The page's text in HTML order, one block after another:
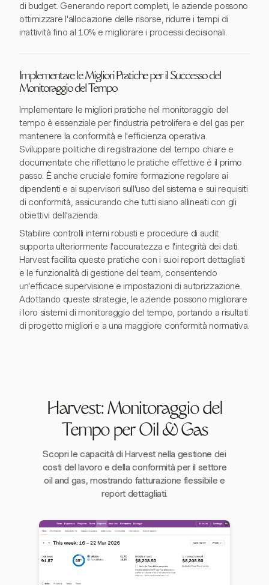
di budget. Generando report completi, le aziende possono
ottimizzare l'allocazione delle risorse, ridurre i tempi di
inattività fino al 10% e migliorare i processi decisionali.
Implementare le Migliori Pratiche per il Successo del
Monitoraggio del Tempo
Implementare le migliori pratiche nel monitoraggio del
tempo è essenziale per l'industria petrolifera e del gas per
mantenere la conformità e l'efficienza operativa.
Sviluppare politiche di registrazione del tempo chiare e
documentate che riflettano le pratiche effettive è il primo
passo. È anche cruciale fornire formazione regolare ai
dipendenti e ai supervisori sull'uso del sistema e sui requisiti
di conformità, assicurando che tutti siano allineati con gli
obiettivi dell'azienda.
Stabilire controlli interni robusti e procedure di audit
supporta ulteriormente l'accuratezza e l'integrità dei dati.
Harvest facilita queste pratiche con i suoi report dettagliati
e le funzionalità di gestione del team, consentendo
un'efficace supervisione e impostazioni di autorizzazione.
Adottando queste strategie, le aziende possono migliorare
i loro sistemi di monitoraggio del tempo, portando a risultati
di progetto migliori e a una maggiore conformità normativa.
Harvest: Monitoraggio del
Tempo per Oil & Gas
Scopri le capacità di Harvest nella gestione dei
costi del lavoro e della conformità per il settore
oil and gas, mostrando fatturazione flessibile e
report dettagliati.